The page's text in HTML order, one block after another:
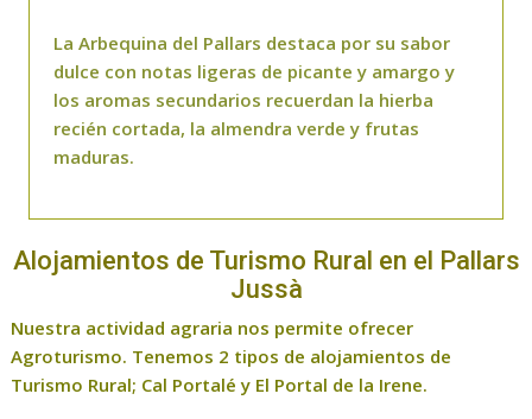
La Arbequina del Pallars destaca por su sabor
dulce con notas ligeras de picante y amargo y
los aromas secundarios recuerdan la hierba
recién cortada, la almendra verde y frutas
maduras.
Alojamientos de Turismo Rural en el Pallars
Jussà
Nuestra actividad agraria nos permite ofrecer
Agroturismo. Tenemos 2 tipos de alojamientos de
Turismo Rural; Cal Portalé y El Portal de la Irene.